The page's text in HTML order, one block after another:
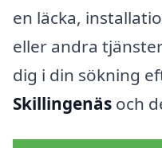
en läcka,
eller andra
dig i din sökning
Skillingenäs och